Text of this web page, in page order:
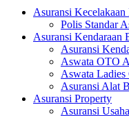
Asuransi
Polis Standar
Asuransi Kendaraan
Asuransi
Aswata OTO
Aswata Ladies
Asuransi Alat
Asuransi Property
Asuransi